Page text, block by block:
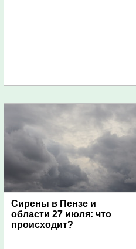
Сирены в Пензе и
области 27 июля: что
происходит?